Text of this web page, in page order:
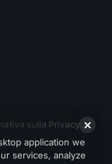
sulla Privacy
application we
services, analyze